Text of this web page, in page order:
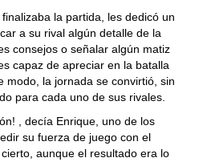
la partida, les dedicó un
a su rival algún detalle de la
consejos o señalar algún matiz
capaz de apreciar en la batalla
modo, la jornada se convirtió, sin
para cada uno de sus rivales.
, decía Enrique, uno de los
su fuerza de juego con el
aunque el resultado era lo